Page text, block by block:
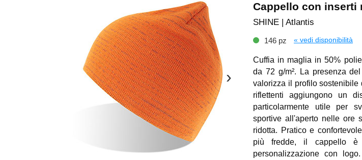
›
Cappello con inserti
SHINE | Atlantis
146 pz « vedi disponibilità
Cuffia in maglia in 50%
da 72 g/m². La presenza
valorizza il profilo sostenibile
riflettenti aggiungono un
particolarmente utile per
sportive all'aperto nelle ore
ridotta. Pratico e
più fredde, il cappello
personalizzazione con